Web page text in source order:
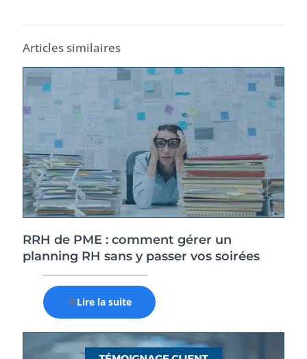
Articles similaires
RRH de PME : comment gérer un
planning RH sans y passer vos soirées
Lire la suite